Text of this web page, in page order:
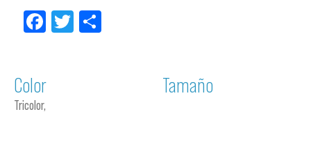
Facebook
Twitter
Color
Tricolor,
Tamaño